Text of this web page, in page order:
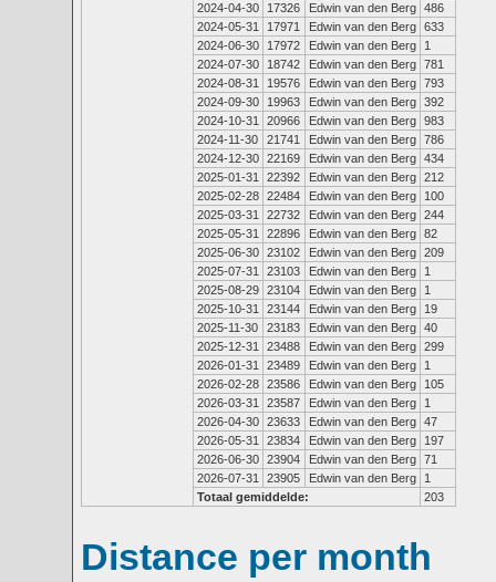
2024-04-30
17326 Edwin van den Berg 486
2024-05-31
17971 Edwin van den Berg 633
2024-06-30
17972 Edwin van den Berg
1
2024-07-30
18742 Edwin van den Berg 781
2024-08-31
19576 Edwin van den Berg 793
2024-09-30
19963 Edwin van den Berg 392
2024-10-31
20966 Edwin van den Berg 983
2024-11-30
21741 Edwin van den Berg 786
2024-12-30 22169 Edwin van den Berg 434
2025-01-31
22392 Edwin van den Berg 212
2025-02-28 22484 Edwin van den Berg
100
2025-03-31
22732 Edwin van den Berg 244
2025-05-31
22896 Edwin van den Berg 82
2025-06-30 23102 Edwin van den Berg 209
2025-07-31
23103 Edwin van den Berg
1
2025-08-29 23104 Edwin van den Berg
1
2025-10-31
23144 Edwin van den Berg
19
2025-11-30
23183 Edwin van den Berg 40
2025-12-31
23488 Edwin van den Berg 299
2026-01-31
23489 Edwin van den Berg
1
2026-02-28 23586 Edwin van den Berg
105
2026-03-31
23587 Edwin van den Berg
1
2026-04-30 23633 Edwin van den Berg 47
2026-05-31
23834 Edwin van den Berg
197
2026-06-30 23904 Edwin van den Berg 71
2026-07-31
23905 Edwin van den Berg
1
Totaal gemiddelde:
203
Distance per month